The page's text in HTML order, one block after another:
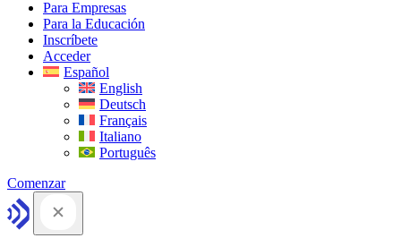
Para Empresas
Para la Educación
Inscríbete
Acceder
Español
English
Deutsch
Français
Italiano
Português
Comenzar